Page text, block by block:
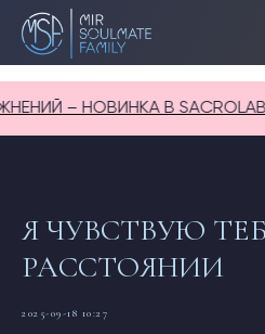
НОВИНКА В SACROLABIUM
Я ЧУВСТВУЮ
РАССТОЯНИИ
2025-09-18 10:27